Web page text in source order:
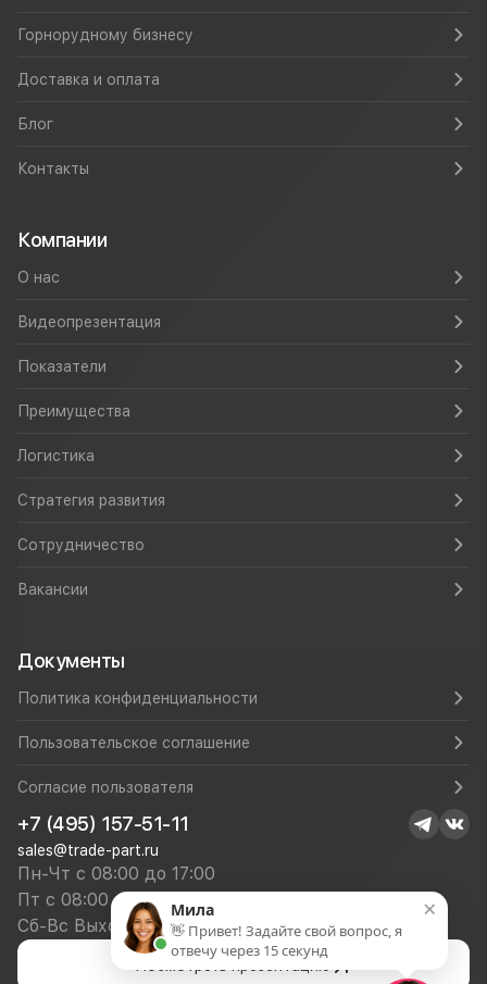
Горнорудному бизнесу
Доставка и оплата
Блог
Контакты
Компании
О нас
Видеопрезентация
Показатели
Преимущества
Логистика
Стратегия развития
Сотрудничество
Вакансии
Документы
Политика конфиденциальности
Пользовательское соглашение
Согласие пользователя
+7 (495) 157-51-11
sales@trade-part.ru
Пн-Чт с 08:00 до 17:00
Пт с 08:00 до 16:00
Сб-Вс Выходной
×
Мила
👋 Привет! Задайте свой вопрос, я
отвечу через 15 секунд